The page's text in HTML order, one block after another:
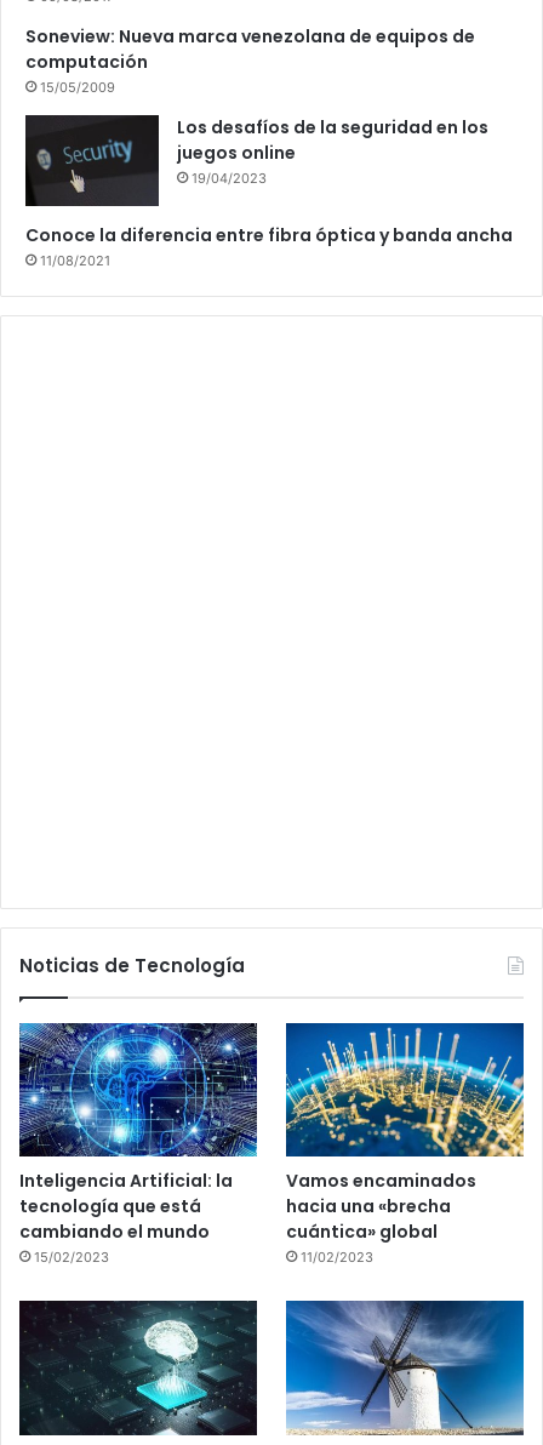
Soneview: Nueva marca venezolana de equipos de
computación
15/05/2009
Los desafíos de la seguridad en los
juegos online
19/04/2023
Conoce la diferencia entre fibra óptica y banda ancha
11/08/2021
Noticias de Tecnología
Inteligencia Artificial: la
tecnología que está
cambiando el mundo
15/02/2023
Vamos encaminados
hacia una «brecha
cuántica» global
11/02/2023